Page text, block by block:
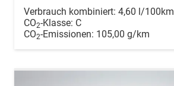
Verbrauch kombiniert: 4,60 l/100km
CO2-Klasse: C
CO2-Emissionen: 105,00 g/km